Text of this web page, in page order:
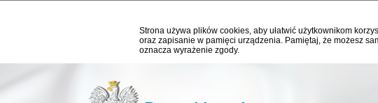
Strona używa plików cookies, aby ułatwić użytkownikom
oraz zapisanie w pamięci urządzenia. Pamiętaj, że możesz
oznacza wyrażenie zgody.